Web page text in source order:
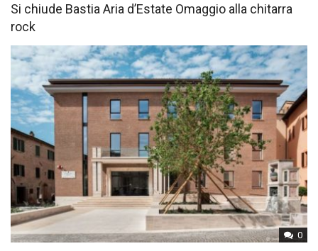
Si chiude Bastia Aria d’Estate Omaggio alla chitarra
rock
0